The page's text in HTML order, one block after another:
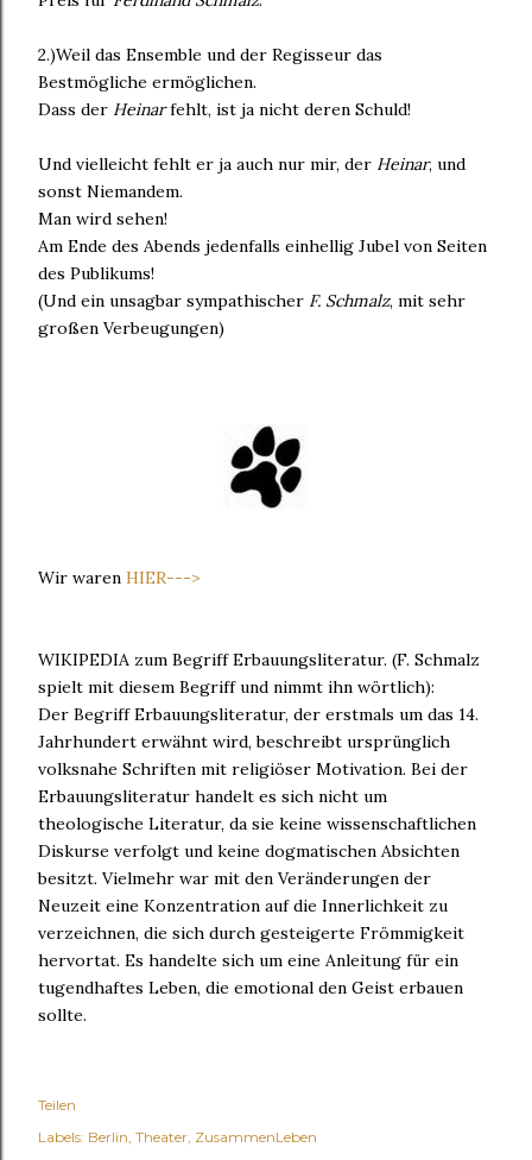
2.)Weil das Ensemble und der Regisseur das
Bestmögliche ermöglichen.
Dass der Heinarfehlt, ist ja nicht deren Schuld!
Und vielleicht fehlt er ja auch nur mir, der Heinar, und
sonst Niemandem.
Man wird sehen!
Am Ende des Abends jedenfalls einhellig Jubel von Seiten
des Publikums!
(Und ein unsagbar sympathischer F. Schmalz, mit sehr
großen Verbeugungen)
Wir waren HIER--->
WIKIPEDIA zum Begriff Erbauungsliteratur. (F. Schmalz
spielt mit diesem Begriff und nimmt ihn wörtlich):
Der Begriff Erbauungsliteratur, der erstmals um das 14.
Jahrhundert erwähnt wird, beschreibt ursprünglich
volksnahe Schriften mit religiöser Motivation. Bei der
Erbauungsliteratur handelt es sich nicht um
theologische Literatur, da sie keine wissenschaftlichen
Diskurse verfolgt und keine dogmatischen Absichten
besitzt. Vielmehr war mit den Veränderungen der
Neuzeit eine Konzentration auf die Innerlichkeit zu
verzeichnen, die sich durch gesteigerte Frömmigkeit
hervortat. Es handelte sich um eine Anleitung für ein
tugendhaftes Leben, die emotional den Geist erbauen
sollte.
Teilen
Labels: Berlin Theater ZusammenLeben